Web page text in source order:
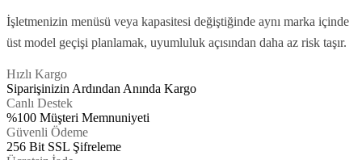
İşletmenizin menüsü veya kapasitesi değiştiğinde aynı marka içinde
üst model geçişi planlamak, uyumluluk açısından daha az risk taşır.
Hızlı Kargo
Siparişinizin Ardından Anında Kargo
Canlı Destek
%100 Müşteri Memnuniyeti
Güvenli Ödeme
256 Bit SSL Şifreleme